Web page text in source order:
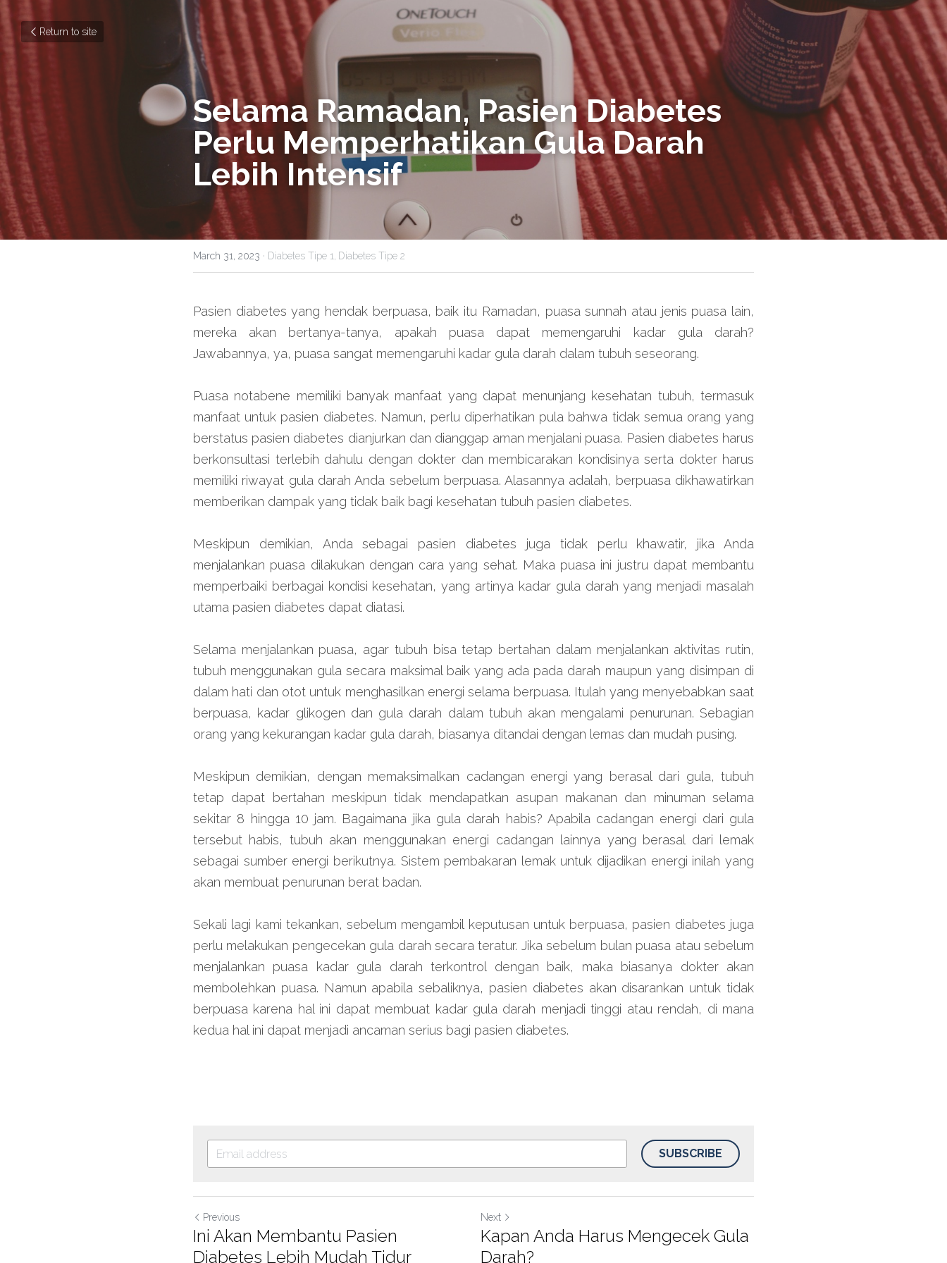
Return to site
Selama Ramadan, Pasien Diabetes
Perlu Memperhatikan Gula Darah
Lebih Intensif
March 31, 2023 · Diabetes Tipe 1, Diabetes Tipe 2
Pasien diabetes yang hendak berpuasa, baik itu Ramadan, puasa sunnah atau jenis puasa lain,
mereka akan bertanya-tanya, apakah puasa dapat memengaruhi kadar gula darah?
Jawabannya, ya, puasa sangat memengaruhi kadar gula darah dalam tubuh seseorang.
Puasa notabene memiliki banyak manfaat yang dapat menunjang kesehatan tubuh, termasuk
manfaat untuk pasien diabetes. Namun, perlu diperhatikan pula bahwa tidak semua orang yang
berstatus pasien diabetes dianjurkan dan dianggap aman menjalani puasa. Pasien diabetes harus
berkonsultasi terlebih dahulu dengan dokter dan membicarakan kondisinya serta dokter harus
memiliki riwayat gula darah Anda sebelum berpuasa. Alasannya adalah, berpuasa dikhawatirkan
memberikan dampak yang tidak baik bagi kesehatan tubuh pasien diabetes.
Meskipun demikian, Anda sebagai pasien diabetes juga tidak perlu khawatir, jika Anda
menjalankan puasa dilakukan dengan cara yang sehat. Maka puasa ini justru dapat membantu
memperbaiki berbagai kondisi kesehatan, yang artinya kadar gula darah yang menjadi masalah
utama pasien diabetes dapat diatasi.
Selama menjalankan puasa, agar tubuh bisa tetap bertahan dalam menjalankan aktivitas rutin,
tubuh menggunakan gula secara maksimal baik yang ada pada darah maupun yang disimpan di
dalam hati dan otot untuk menghasilkan energi selama berpuasa. Itulah yang menyebabkan saat
berpuasa, kadar glikogen dan gula darah dalam tubuh akan mengalami penurunan. Sebagian
orang yang kekurangan kadar gula darah, biasanya ditandai dengan lemas dan mudah pusing.
Meskipun demikian, dengan memaksimalkan cadangan energi yang berasal dari gula, tubuh
tetap dapat bertahan meskipun tidak mendapatkan asupan makanan dan minuman selama
sekitar 8 hingga 10 jam. Bagaimana jika gula darah habis? Apabila cadangan energi dari gula
tersebut habis, tubuh akan menggunakan energi cadangan lainnya yang berasal dari lemak
sebagai sumber energi berikutnya. Sistem pembakaran lemak untuk dijadikan energi inilah yang
akan membuat penurunan berat badan.
Sekali lagi kami tekankan, sebelum mengambil keputusan untuk berpuasa, pasien diabetes juga
perlu melakukan pengecekan gula darah secara teratur. Jika sebelum bulan puasa atau sebelum
menjalankan puasa kadar gula darah terkontrol dengan baik, maka biasanya dokter akan
membolehkan puasa. Namun apabila sebaliknya, pasien diabetes akan disarankan untuk tidak
berpuasa karena hal ini dapat membuat kadar gula darah menjadi tinggi atau rendah, di mana
kedua hal ini dapat menjadi ancaman serius bagi pasien diabetes.
SUBSCRIBE
Previous
Ini Akan Membantu Pasien
Diabetes Lebih Mudah Tidur
Next
Kapan Anda Harus Mengecek Gula
Darah?